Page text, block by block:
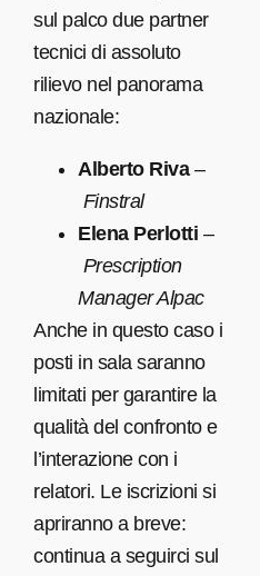
sul palco due partner
tecnici di assoluto
rilievo nel panorama
nazionale:
Alberto Riva–
Finstral
Elena Perlotti –
Prescription
Manager Alpac
Anche in questo caso i
posti in sala saranno
limitati per garantire la
qualità del confronto e
l’interazione con i
relatori. Le iscrizioni si
apriranno a breve:
continua a seguirci sul